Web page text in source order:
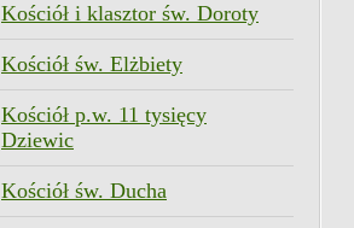
Kościół i klasztor św. Doroty
Kościół św. Elżbiety
Kościół p.w. 11 tysięcy
Dziewic
Kościół św. Ducha